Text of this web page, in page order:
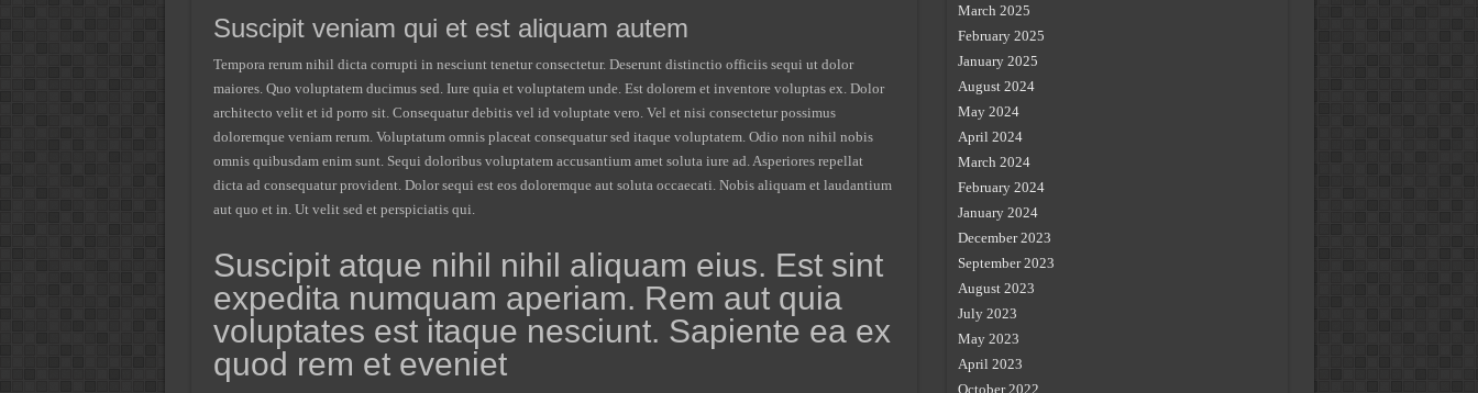
Suscipit veniam qui et est aliquam autem
Tempora rerum nihil dicta corrupti in nesciunt tenetur consectetur. Deserunt distinctio officiis sequi ut dolor
maiores. Quo voluptatem ducimus sed. Iure quia et voluptatem unde. Est dolorem et inventore voluptas ex. Dolor
architecto velit et id porro sit. Consequatur debitis vel id voluptate vero. Vel et nisi consectetur possimus
doloremque veniam rerum. Voluptatum omnis placeat consequatur sed itaque voluptatem. Odio non nihil nobis
omnis quibusdam enim sunt. Sequi doloribus voluptatem accusantium amet soluta iure ad. Asperiores repellat
dicta ad consequatur provident. Dolor sequi est eos doloremque aut soluta occaecati. Nobis aliquam et laudantium
aut quo et in. Ut velit sed et perspiciatis qui.
Suscipit atque nihil nihil aliquam eius. Est sint
expedita numquam aperiam. Rem aut quia
voluptates est itaque nesciunt. Sapiente ea ex
quod rem et eveniet
March 2025
February 2025
January 2025
August 2024
May 2024
April 2024
March 2024
February 2024
January 2024
December 2023
September 2023
August 2023
July 2023
May 2023
April 2023
October 2022